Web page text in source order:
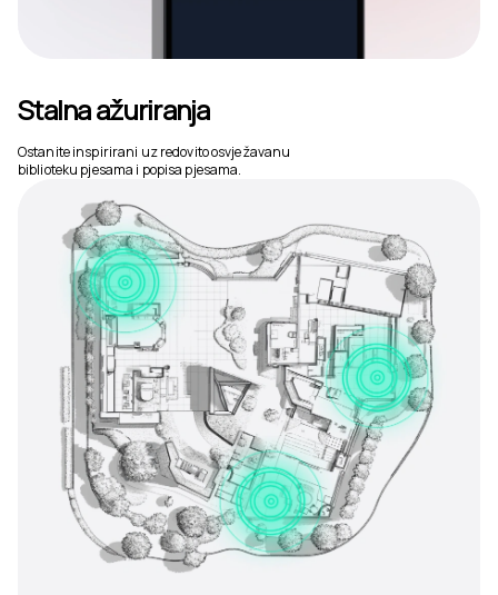
Stalna ažuriranja
Ostanite inspirirani uz redovito osvježavanu
biblioteku pjesama i popisa pjesama.